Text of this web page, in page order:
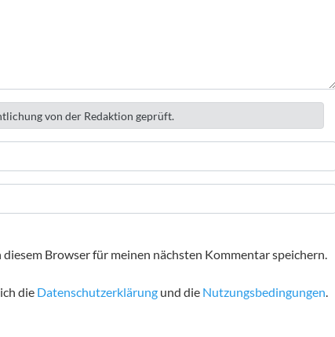
von der Redaktion geprüft.
Browser für meinen nächsten Kommentar speichern.
die Datenschutzerklärung und die Nutzungsbedingungen.